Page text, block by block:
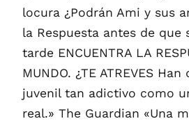
locura ¿Podrán Ami y sus
la Respuesta antes de que
tarde ENCUENTRA LA
MUNDO. ¿TE ATREVES
juvenil tan adictivo como
real.» The Guardian «Una